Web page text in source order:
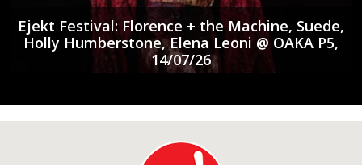
Ejekt Festival: Florence + the Machine, Suede,
Holly Humberstone, Elena Leoni @ ΟΑΚΑ P5,
14/07/26